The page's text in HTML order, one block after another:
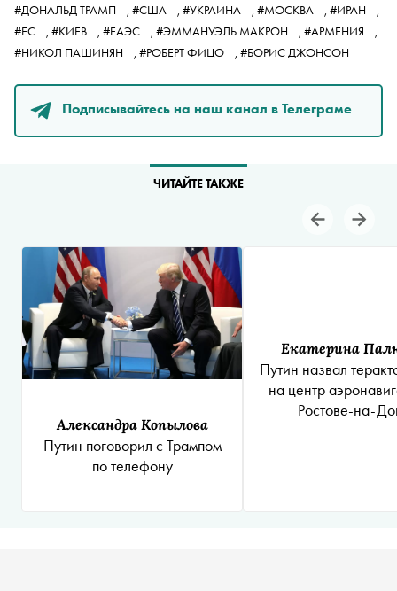
#ДОНАЛЬД ТРАМП , #США , #УКРАИНА , #МОСКВА , #ИРАН
,
#ЕС
, #КИЕВ , #ЕАЭС , #ЭММАНУЭЛЬ МАКРОН , #АРМЕНИЯ
,
#НИКОЛ ПАШИНЯН
, #РОБЕРТ ФИЦО , #БОРИС ДЖОНСОН
Подписывайтесь на наш канал в Телеграме
ЧИТАЙТЕ ТАКЖЕ
Александра Копылова
Путин поговорил с Трампом
по телефону
Екатерина
Путин назвал
на центр
Ростове-на-